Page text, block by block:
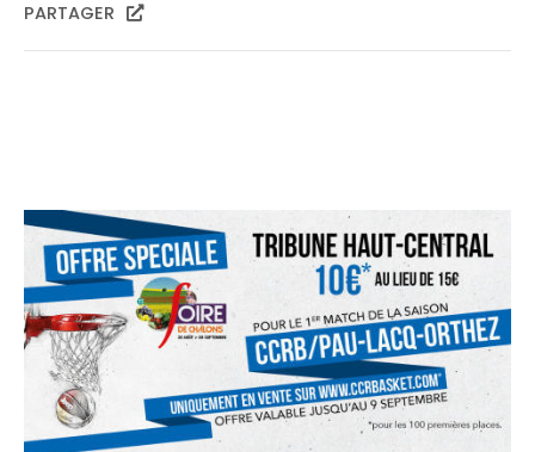
PARTAGER